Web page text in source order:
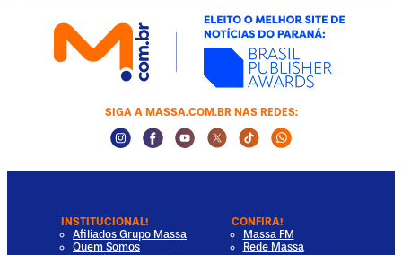
SIGA A MASSA.COM.BR NAS REDES:
Instagram Social Media
Facebook Social Media
Youtube Social Media
Twitter Social Media
Tiktok Social Media
Whatsapp
INSTITUCIONAL!
Afiliados Grupo Massa
Quem Somos
CONFIRA!
Massa FM
Rede Massa